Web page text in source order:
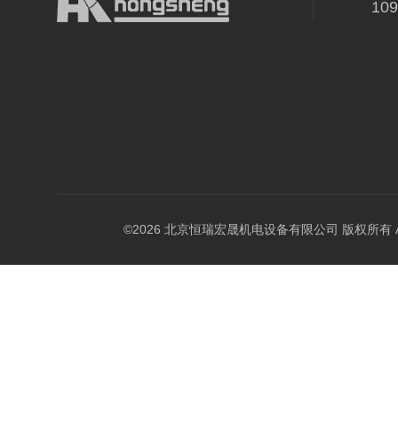
©2026 北京恒瑞宏晟机电设备有限公司 版权所有